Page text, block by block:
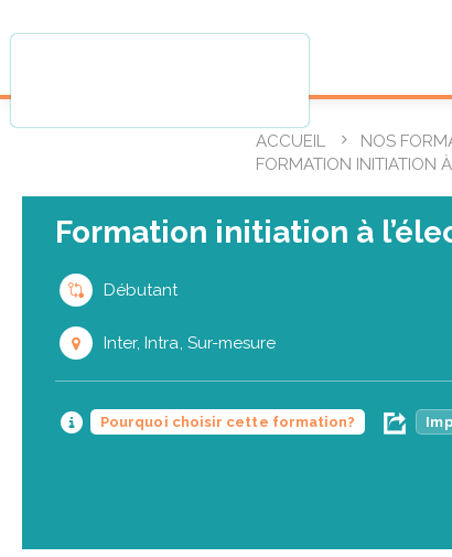
ACCUEIL NOS
FORMATION INITIATION À
Formation initiation à
Débutant
Inter, Intra, Sur-mesure
Pourquoi choisir cette formation?